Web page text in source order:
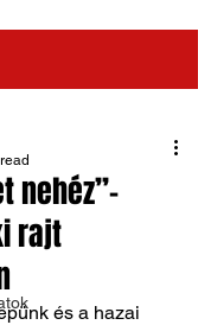
nehéz”-
rajt
és a hazai